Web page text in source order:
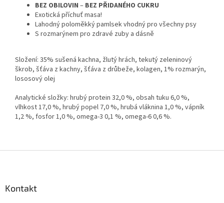
BEZ OBILOVIN – BEZ PŘIDANÉHO CUKRU
Exotická příchuť masa!
Lahodný poloměkký pamlsek vhodný pro všechny psy
S rozmarýnem pro zdravé zuby a dásně
Složení: 35% sušená kachna, žlutý hrách, tekutý zeleninový
škrob, šťáva z kachny, šťáva z drůbeže, kolagen, 1% rozmarýn,
lososový olej
Analytické složky: hrubý protein 32,0 %, obsah tuku 6,0 %,
vlhkost 17,0 %, hrubý popel 7,0 %, hrubá vláknina 1,0 %, vápník
1,2 %, fosfor 1,0 %, omega-3 0,1 %, omega-6 0,6 %.
Kontakt